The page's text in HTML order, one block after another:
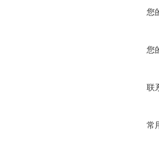
您
您
联
常